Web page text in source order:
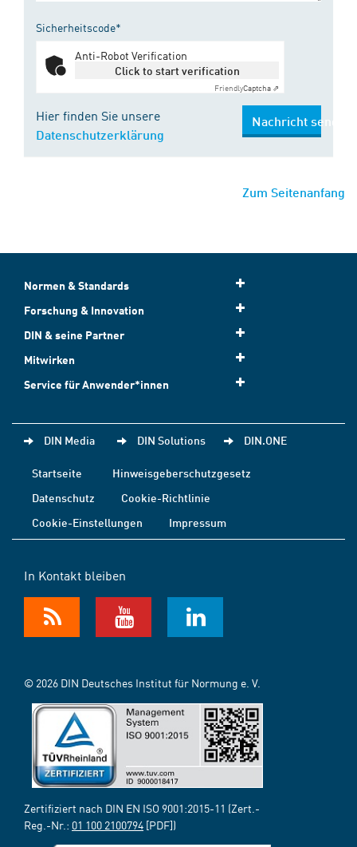
Sicherheitscode*
Anti-Robot Verification
Click to start verification
FriendlyCaptcha ⇗
Hier finden Sie unsere
Datenschutzerklärung
Nachricht senden
Zum Seitenanfang
Normen & Standards
Forschung & Innovation
DIN & seine Partner
Mitwirken
Service für Anwender*innen
DIN Media DIN Solutions DIN.ONE
Startseite
Hinweisgeberschutzgesetz
Datenschutz
Cookie-Richtlinie
Cookie-Einstellungen
Impressum
In Kontakt bleiben
© 2026 DIN Deutsches Institut für Normung e. V.
Zertifiziert nach DIN EN ISO 9001:2015-11 (Zert.-
Reg.-Nr.: 01 100 2100794 [PDF])